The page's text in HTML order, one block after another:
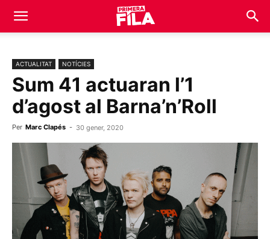
ACTUALITAT NOTÍCIES
Sum 41 actuaran l’1
d’agost al Barna’n’Roll
Per Marc Clapés - 30 gener, 2020